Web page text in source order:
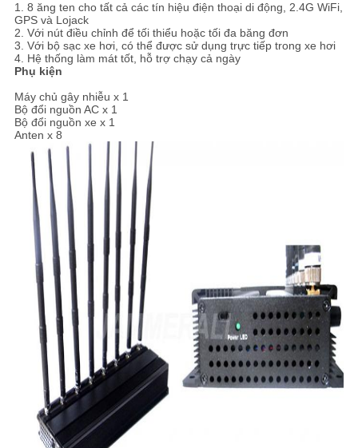
1. 8 ăng ten cho tất cả các tín hiệu điện thoại di động, 2.4G WiFi,
GPS và Lojack
2. Với nút điều chỉnh để tối thiểu hoặc tối đa băng đơn
3. Với bộ sạc xe hơi, có thể được sử dụng trực tiếp trong xe hơi
4. Hệ thống làm mát tốt, hỗ trợ chạy cả ngày
Phụ kiện
Máy chủ gây nhiễu x 1
Bộ đổi nguồn AC x 1
Bộ đổi nguồn xe x 1
Anten x 8